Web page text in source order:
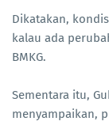
Dikatakan,
kalau ada
BMKG.
Sementara itu,
menyampaikan,